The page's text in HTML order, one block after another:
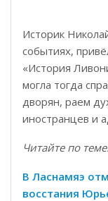
Историк
событиях,
«История
могла тогда
дворян, раем
иностранцев и
Читайте по
В Ласнамяэ
восстания